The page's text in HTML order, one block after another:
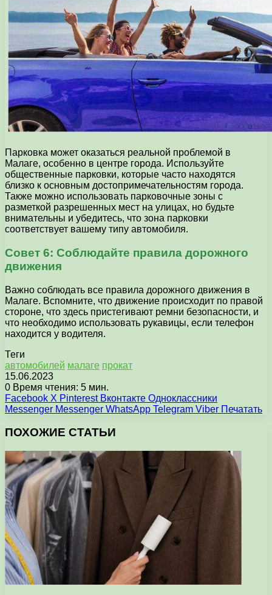
Парковка может оказаться реальной проблемой в
Малаге, особенно в центре города. Используйте
общественные парковки, которые часто находятся
близко к основным достопримечательностям города.
Также можно использовать парковочные зоны с
разметкой разрешенных мест на улицах, но будьте
внимательны и убедитесь, что зона парковки
соответствует вашему типу автомобиля.
Совет 6: Соблюдайте правила дорожного
движения
Важно соблюдать все правила дорожного движения в
Малаге. Вспомните, что движение происходит по правой
стороне, что здесь пристегивают ремни безопасности, и
что необходимо использовать рукавицы, если телефон
находится у водителя.
Теги
автомобилей малаге прокат
15.06.2023
0 Время чтения: 5 мин.
Facebook X Pinterest Вконтакте Одноклассники
Messenger Messenger WhatsApp Telegram Viber Печатать
ПОХОЖИЕ СТАТЬИ